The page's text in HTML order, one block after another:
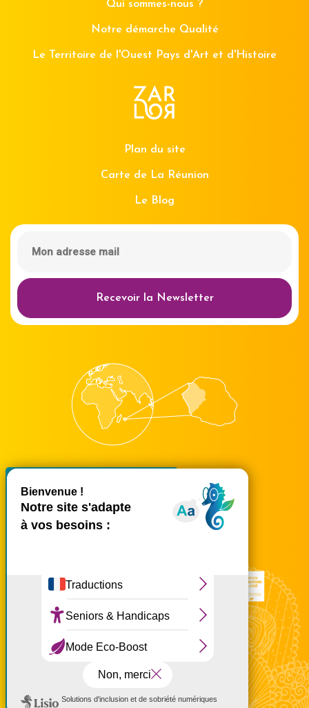
Tout accepter
Tout refuser
Masquer le
à partir de 70 €
Réservez en ligne
Qui sommes-nous ?
Notre démarche Qualité
Le Territoire de l'Ouest Pays d'Art et d'Histoire
Plan du site
Carte de La Réunion
Le Blog
Recevoir la Newsletter
accueil@ouest-lareunion.com
tél.02 62 42 31 31
Nous rencontrer